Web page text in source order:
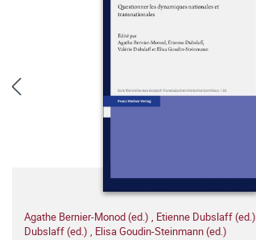
Agathe Bernier-Monod (ed.) , Etienne Dubslaff (ed.)
Dubslaff (ed.) , Elisa Goudin-Steinmann (ed.)